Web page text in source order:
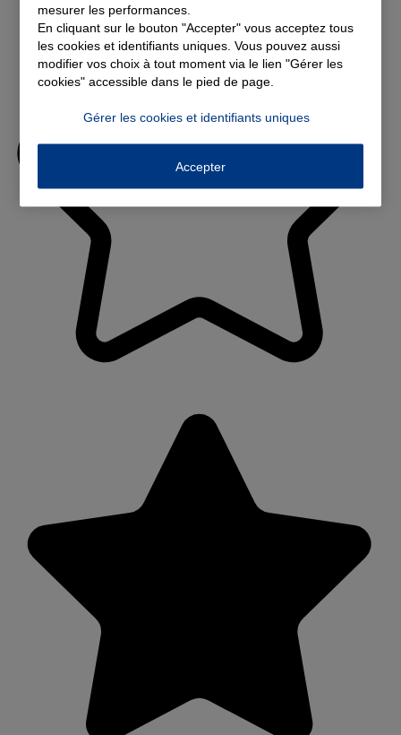
mesurer les performances.
En cliquant sur le bouton "Accepter" vous acceptez tous
les cookies et identifiants uniques. Vous pouvez aussi
modifier vos choix à tout moment via le lien "Gérer les
cookies" accessible dans le pied de page.
Gérer les cookies et identifiants uniques
Accepter